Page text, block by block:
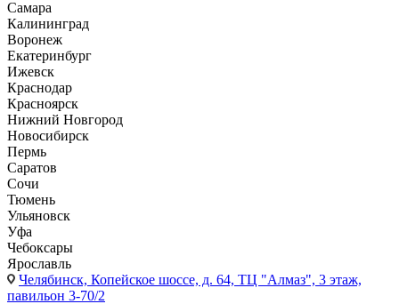
Самара
Калининград
Воронеж
Екатеринбург
Ижевск
Краснодар
Красноярск
Нижний Новгород
Новосибирск
Пермь
Саратов
Сочи
Тюмень
Ульяновск
Уфа
Чебоксары
Ярославль
Челябинск, Копейское шоссе, д. 64, ТЦ "Алмаз", 3 этаж,
павильон 3-70/2